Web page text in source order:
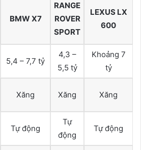
BMW X7
RANGE
ROVER
SPORT
LEXUS LX
600
5,4 – 7,7 tỷ
4,3 –
5,5 tỷ
Khoảng 7
tỷ
Xăng Xăng Xăng
Tự động
Tự
động
Tự động